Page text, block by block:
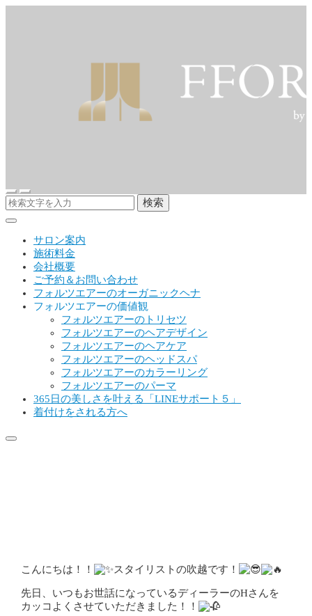
検索
サロン案内
施術料金
会社概要
ご予約＆お問い合わせ
フォルツエアーのオーガニックヘナ
フォルツエアーの価値観
フォルツエアーのトリセツ
フォルツエアーのヘアデザイン
フォルツエアーのヘアケア
フォルツエアーのヘッドスパ
フォルツエアーのカラーリング
フォルツエアーのパーマ
365日の美しさを叶える「LINEサポート５」
着付けをされる方へ
こんにちは！！ スタイリストの吹越です！
先日、いつもお世話になっているディーラーのHさんを
カッコよくさせていただきました！！